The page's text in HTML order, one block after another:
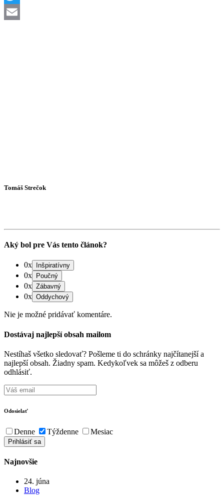
Twitter
Tomáš Strečok
Aký bol pre Vás tento článok?
0x
0x
0x
0x
Nie je možné pridávať komentáre.
Dostávaj najlepší obsah mailom
Nestíhaš všetko sledovať? Pošleme ti do schránky najčítanejší a
najlepší obsah. Žiadny spam. Kedykoľvek sa môžeš z odberu
odhlásiť.
Odosielať
Denne Týždenne Mesiac
Najnovšie
24. júna
Blog